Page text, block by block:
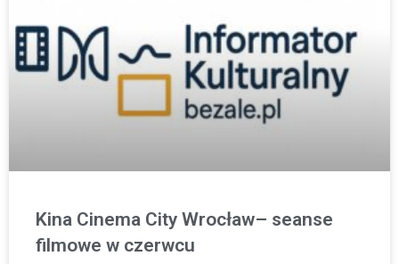
Kina Cinema City Wrocław– seanse
filmowe w czerwcu